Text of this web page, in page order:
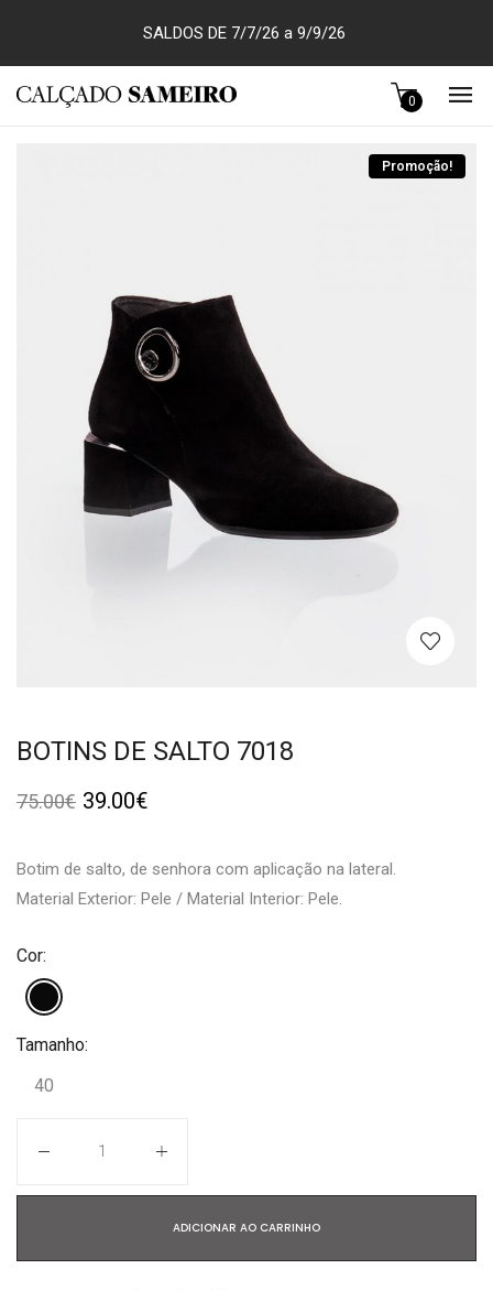
SALDOS DE 7/7/26 a 9/9/26
0
Promoção!
BOTINS DE SALTO 7018
75.00€ 39.00€
Botim de salto, de senhora com aplicação na lateral.
Material Exterior: Pele / Material Interior: Pele.
Cor:
Tamanho:
40
ADICIONAR AO CARRINHO